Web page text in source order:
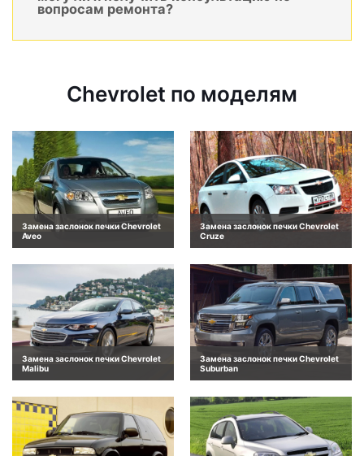
вопросам ремонта?
Chevrolet по моделям
Замена заслонок печки Chevrolet
Aveo
Замена заслонок печки Chevrolet
Cruze
Замена заслонок печки Chevrolet
Malibu
Замена заслонок печки Chevrolet
Suburban